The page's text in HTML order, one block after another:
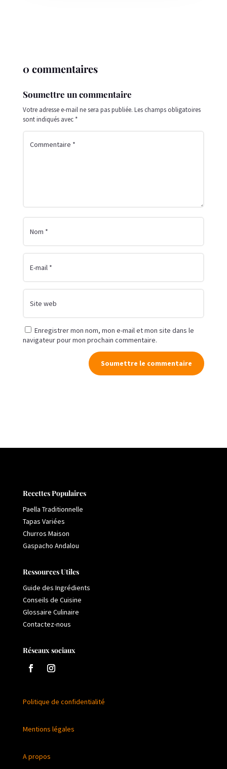
0 commentaires
Soumettre un commentaire
Votre adresse e-mail ne sera pas publiée. Les champs obligatoires
sont indiqués avec *
Enregistrer mon nom, mon e-mail et mon site dans le
navigateur pour mon prochain commentaire.
Soumettre le commentaire
Recettes Populaires
Paella Traditionnelle
Tapas Variées
Churros Maison
Gaspacho Andalou
Ressources Utiles
Guide des Ingrédients
Conseils de Cuisine
Glossaire Culinaire
Contactez-nous
Réseaux sociaux
Politique de confidentialité
Mentions légales
A propos